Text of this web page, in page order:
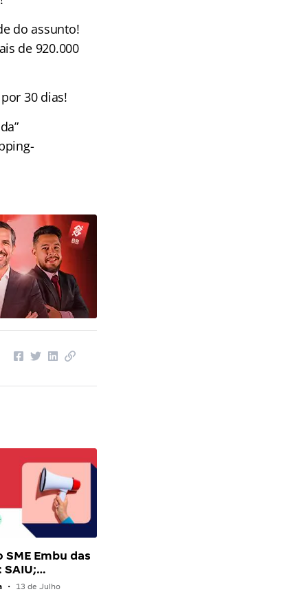
do assunto!
de 920.000
30 dias!
SME Embu das
SAIU;…
• 13 de Julho